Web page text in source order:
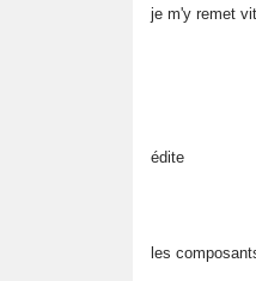
je m'y remet
édite
les